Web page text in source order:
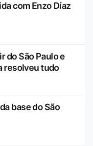
com Enzo Díaz
do São Paulo e
resolveu tudo
base do São